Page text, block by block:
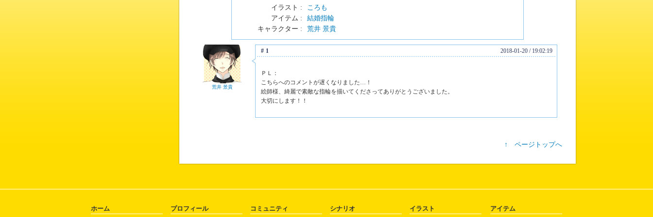
イラスト :
ころも
アイテム :
結婚指輪
キャラクター :
荒井 景貴
荒井 景貴
#1 2018-01-20 / 19:02:19
ＰＬ：
こちらへのコメントが遅くなりました…！
絵師様、綺麗で素敵な指輪を描いてくださってありがとうございました。
大切にします！！
↑ ページトップへ
ホーム プロフィール コミュニティ シナリオ イラスト アイテム